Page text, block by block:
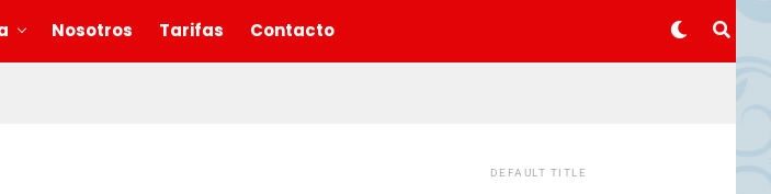
Nosotros Tarifas Contacto
DEFAULT TITLE